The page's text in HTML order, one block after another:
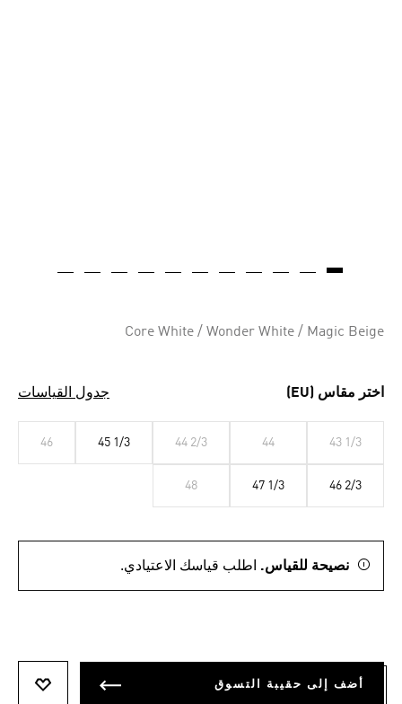
Core White / Wonder White / Magic Beige
اختر مقاس (EU) جدول القياسات
43 1/3
44
44 2/3
45 1/3
46
46 2/3
47 1/3
48
نصيحة للقياس. اطلب قياسك الاعتيادي.
أضف إلى حقيبة التسوق